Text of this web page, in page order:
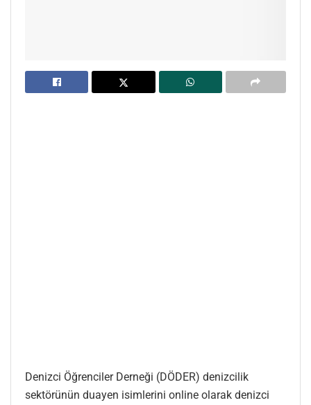
Denizci Öğrenciler Derneği (DÖDER) denizcilik
sektörünün duayen isimlerini online olarak denizci